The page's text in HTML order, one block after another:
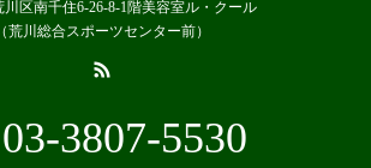
川区南千住6-26-8-1階美容室ル・クール
（荒川総合スポーツセンター前）
03-3807-5530